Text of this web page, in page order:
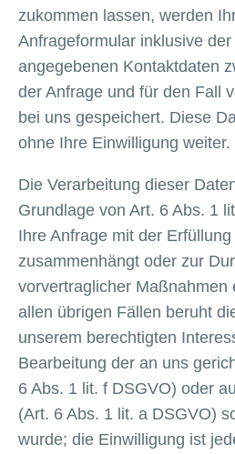
zukommen lassen, werden
Anfrageformular inklusive
angegebenen Kontaktdaten
der Anfrage und für den Fall
bei uns gespeichert. Diese
ohne Ihre Einwilligung weiter.
Die Verarbeitung dieser
Grundlage von Art. 6 Abs. 1
Ihre Anfrage mit der
zusammenhängt oder zur
vorvertraglicher Maßnahmen
allen übrigen Fällen beruht
unserem berechtigten
Bearbeitung der an uns
6 Abs. 1 lit. f DSGVO) oder
(Art. 6 Abs. 1 lit. a DSGVO)
wurde; die Einwilligung ist